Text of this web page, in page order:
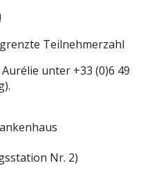
Teilnehmerzahl
unter +33 (0)6 49
Nr. 2)